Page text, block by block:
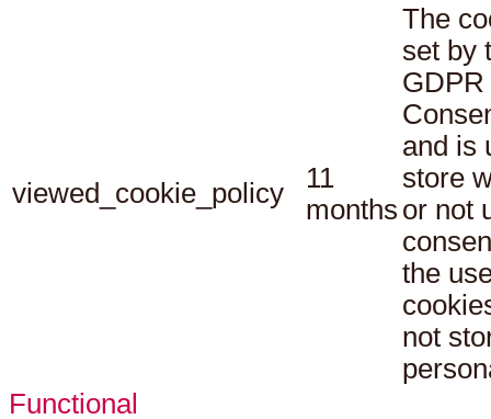
viewed_cookie_policy
11
months
The
set by
and is
store
or not
the
not
Functional